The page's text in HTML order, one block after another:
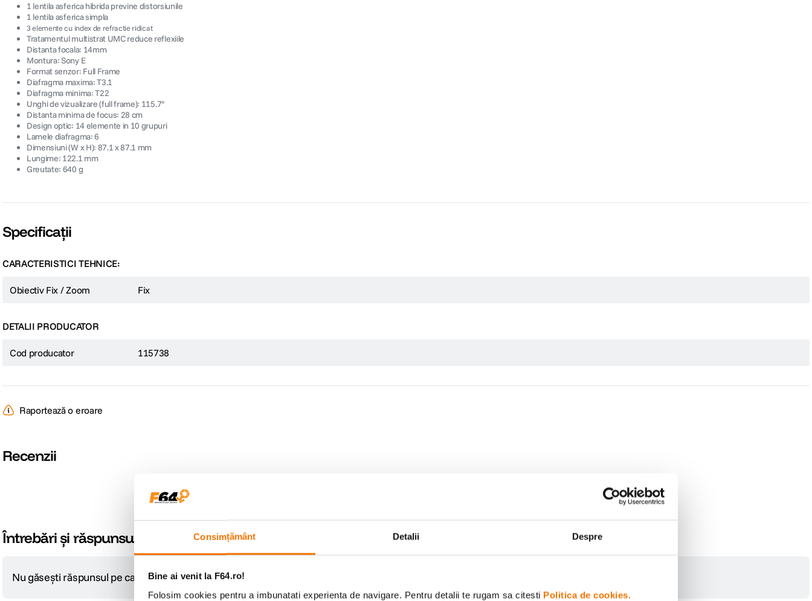
Consimțământ Detalii Despre
Bine ai venit la F64.ro!
Folosim cookies pentru a imbunatati experienta de navigare. Pentru detalii te rugam sa citesti Politica de cookies.
1 lentila asferica hibrida previne distorsiunile
1 lentila asferica simpla
3 elemente cu index de refractie ridicat
Tratamentul multistrat UMC reduce reflexiile
Distanta focala: 14mm
Montura: Sony E
Format senzor: Full Frame
Diafragma maxima: T3.1
Diafragma minima: T22
Unghi de vizualizare (full frame): 115.7°
Distanta minima de focus: 28 cm
Design optic: 14 elemente in 10 grupuri
Lamele diafragma: 6
Dimensiuni (W x H): 87.1 x 87.1 mm
Lungime: 122.1 mm
Greutate: 640 g
Specificații
CARACTERISTICI TEHNICE:
Obiectiv Fix / Zoom Fix
DETALII PRODUCATOR
Cod producator 115738
Raportează o eroare
Recenzii
Întrebări și răspunsuri
Nu găsești răspunsul pe care îl cauți? Pune o întrebare